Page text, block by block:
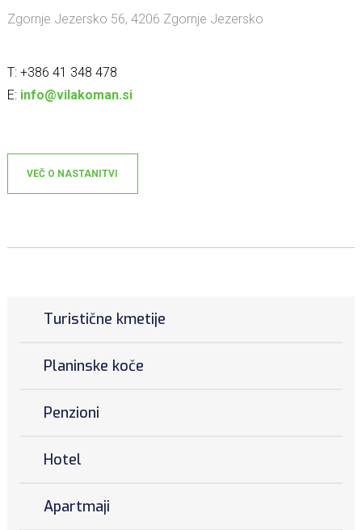
Zgornje Jezersko 56, 4206 Zgornje Jezersko
T: +386 41 348 478
E: info@vilakoman.si
VEČ O NASTANITVI
Turistične kmetije
Planinske koče
Penzioni
Hotel
Apartmaji